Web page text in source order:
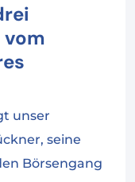
unser
seine
Börsengang